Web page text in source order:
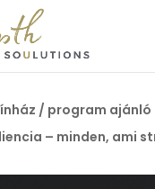
/ program ajánló
– minden, ami